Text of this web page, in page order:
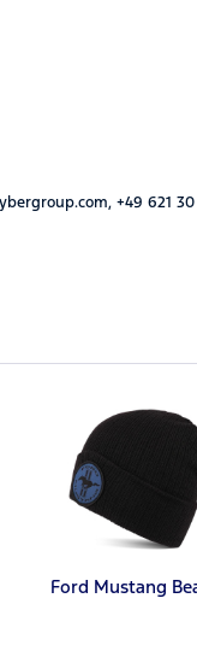
+49 621
Ford Mustang